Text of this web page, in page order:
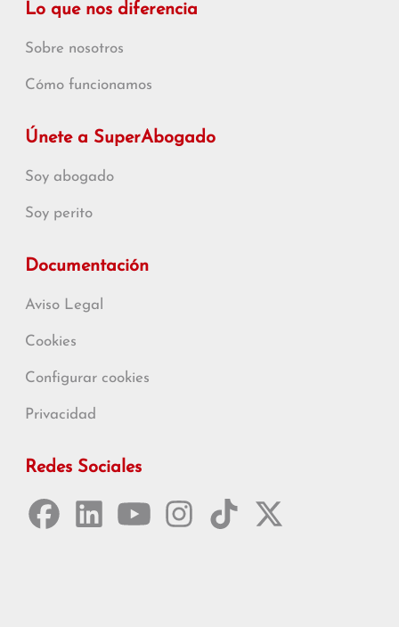
Lo que nos diferencia
Sobre nosotros
Cómo funcionamos
Únete a SuperAbogado
Soy abogado
Soy perito
Documentación
Aviso Legal
Cookies
Configurar cookies
Privacidad
Redes Sociales